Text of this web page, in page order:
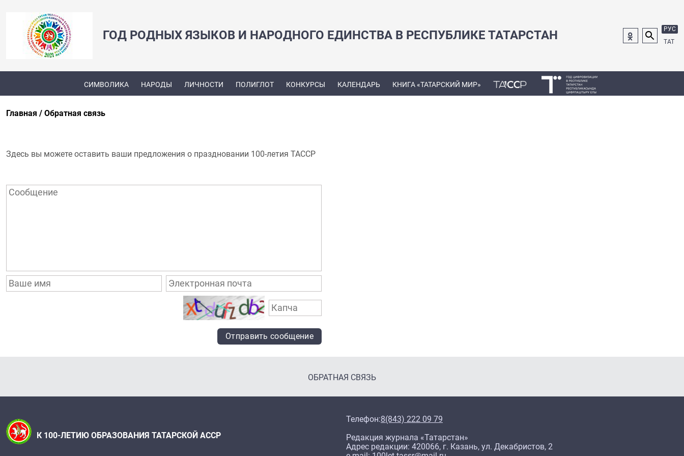
ГОД РОДНЫХ ЯЗЫКОВ И НАРОДНОГО ЕДИНСТВА В РЕСПУБЛИКЕ ТАТАРСТАН
РУС
ТАТ
СИМВОЛИКА НАРОДЫ ЛИЧНОСТИ ПОЛИГЛОТ КОНКУРСЫ КАЛЕНДАРЬ КНИГА «ТАТАРСКИЙ МИР»
Главная Обратная связь
Здесь вы можете оставить ваши предложения о праздновании 100-летия ТАССР
Отправить сообщение
ОБРАТНАЯ СВЯЗЬ
К 100-ЛЕТИЮ ОБРАЗОВАНИЯ ТАТАРСКОЙ АССР
Телефон:8(843) 222 09 79
Редакция журнала «Татарстан»
Адрес редакции: 420066, г. Казань, ул. Декабристов, 2